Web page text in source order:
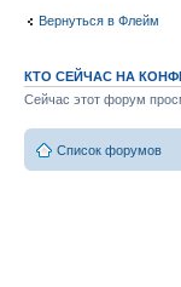
Вернуться в Флейм
КТО СЕЙЧАС НА
Сейчас этот форум
Список форумов